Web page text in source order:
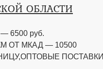
ОБЛАСТИ
6500 руб.
ОТ МКАД — 10500
ПОСТАВКИ